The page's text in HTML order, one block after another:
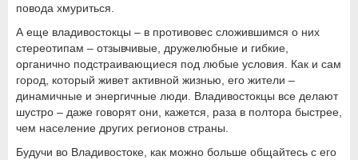
повода хмуриться.
А еще владивостокцы – в противовес сложившимся о них
стереотипам – отзывчивые, дружелюбные и гибкие,
органично подстраивающиеся под любые условия. Как и сам
город, который живет активной жизнью, его жители –
динамичные и энергичные люди. Владивостокцы все делают
шустро – даже говорят они, кажется, раза в полтора быстрее,
чем население других регионов страны.
Будучи во Владивостоке, как можно больше общайтесь с его